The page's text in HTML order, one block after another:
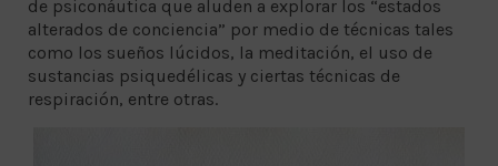
de psiconáutica que aluden a explorar los “estados
alterados de conciencia” por medio de técnicas tales
como los sueños lúcidos, la meditación, el uso de
sustancias psiquedélicas y ciertas técnicas de
respiración, entre otras.